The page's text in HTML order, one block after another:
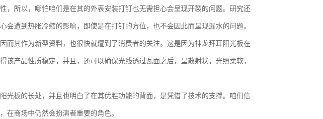
，所以，哪怕咱们是在其的外表安装打钉也无需担心会呈现开裂的问题。研究还
会遭到热胀冷缩的影响，即使是在打钉的方位，也不会因此而呈现漏水的问题。
而其作为新型资料，也很快就遭到了消费者的关注。这是因为神龙拜耳阳光板在
该产品性质稳定，并且，还可以确保光线透过瓦面之后，呈散射状，光照柔软，
光板的长处，并且也明白了在其优胜功能的背面，是凭借了技术的支撑。咱们信
在商场中仍然会扮演者重要的角色。